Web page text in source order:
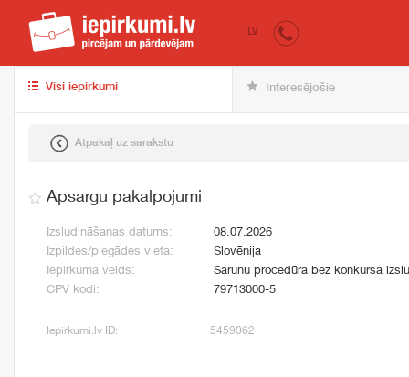
iepirkumi.lv
LV
Visi iepirkumi Interesējošie
Atpakaļ uz sarakstu
Apsargu pakalpojumi
Izsludināšanas datums:
08.07.2026
Izpildes/piegādes vieta:
Slovēnija
Iepirkuma veids:
Sarunu procedūra bez konkursa
CPV kodi:
79713000-5
Iepirkumi.lv ID: 5459062